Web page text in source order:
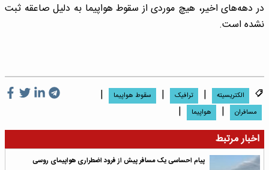
در دهه‌های اخیر، هیچ موردی از سقوط هواپیما به دلیل صاعقه ثبت
نشده است.
الکتریسیته | ترافیک | سقوط هواپیما |
مسافران | هواپیما
|
اخبار مرتبط
پیام احساسی یک مسافر پیش از فرود اضطراری هواپیمای روسی